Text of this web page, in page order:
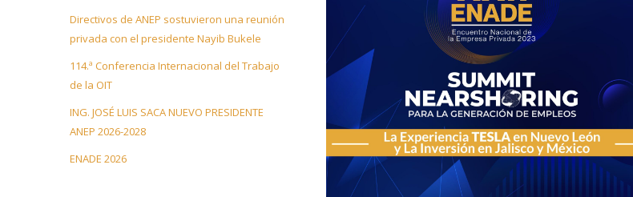
Directivos de ANEP sostuvieron una reunión
privada con el presidente Nayib Bukele
114.ª Conferencia Internacional del Trabajo
de la OIT
ING. JOSÉ LUIS SACA NUEVO PRESIDENTE
ANEP 2026-2028
ENADE 2026